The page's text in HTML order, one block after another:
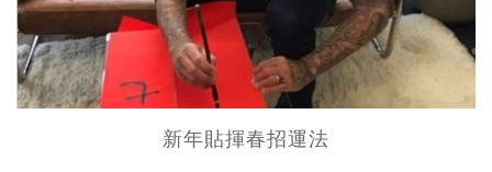
新年貼揮春招運法